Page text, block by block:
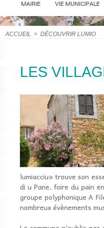
MAIRIE VIE MUNICIPALE
ACCUEIL > DÉCOUVRIR LUMIO
LES
lumiacciu» trouve son
di u Pane, foire du pain
groupe polyphonique A
nombreux évènements